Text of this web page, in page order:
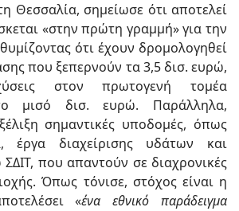
Θεσσαλία, σημείωσε ότι αποτελεί
«στην πρώτη γραμμή» για την
ότι έχουν δρομολογηθεί
που ξεπερνούν τα 3,5 δισ. ευρώ,
στον πρωτογενή τομέα
μισό δισ. ευρώ. Παράλληλα,
σημαντικές υποδομές, όπως
έργα διαχείρισης υδάτων και
που απαντούν σε διαχρονικές
Όπως τόνισε, στόχος είναι η
«ένα εθνικό παράδειγμα